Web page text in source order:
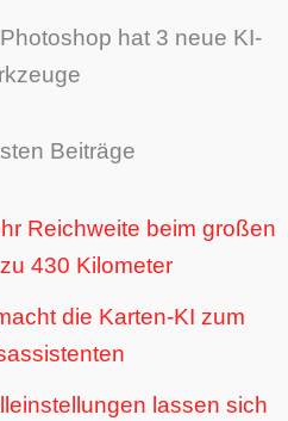
Photoshop hat 3 neue KI-
Beiträge
Reichweite beim großen
430 Kilometer
die Karten-KI zum
lassen sich